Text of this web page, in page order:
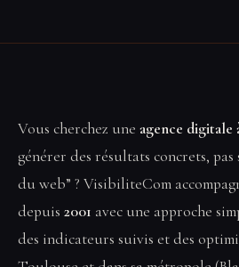
Vous cherchez une agence digitale
générer des résultats concrets,
du web” ? VisibiliteCom
depuis 2001 avec une approche
des indicateurs suivis et des